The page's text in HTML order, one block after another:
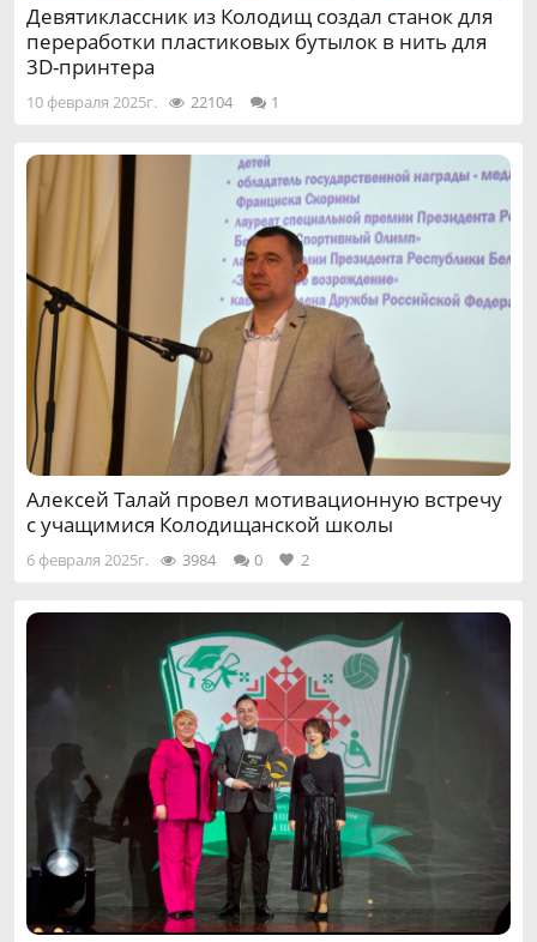
Девятиклассник из Колодищ создал станок для
переработки пластиковых бутылок в нить для
3D-принтера
10 февраля 2025г. 22104 1
Алексей Талай провел мотивационную встречу
с учащимися Колодищанской школы
6 февраля 2025г. 3984 0 2